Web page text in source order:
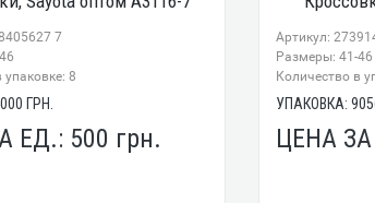
7
упаковке: 8
ГРН.
ЕД.: 500 грн.
Артикул:
Размеры: 41-46
Количество в
УПАКОВКА:
ЦЕНА